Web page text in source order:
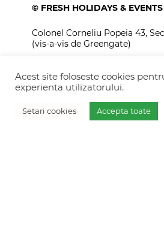
© FRESH HOLIDAYS &
Colonel Corneliu Popeia 43,
(vis-a-vis de Greengate)
+40770 574 088
info@freshholidays.ro
Acest site foloseste cookies
experienta utilizatorului.
Setari cookies Accepta toate